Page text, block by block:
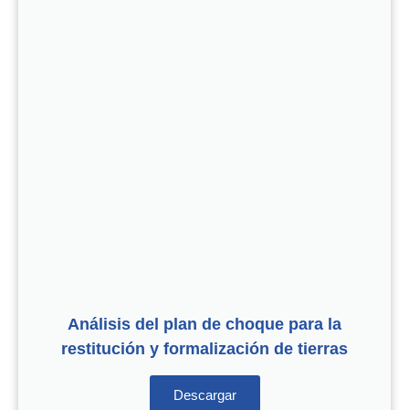
Análisis del plan de choque para la
restitución y formalización de tierras
Descargar